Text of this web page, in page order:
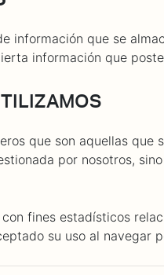
información que se
información que
que son aquellas que
por nosotros,
fines estadísticos
su uso al navegar